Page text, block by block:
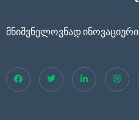
მნიშვნელოვნად ინოვაციური